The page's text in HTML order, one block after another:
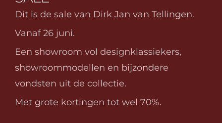
Dit is de sale van Dirk Jan van Tellingen.
Vanaf 26 juni.
Een showroom vol designklassiekers,
showroommodellen en bijzondere
vondsten uit de collectie.
Met grote kortingen tot wel 70%.